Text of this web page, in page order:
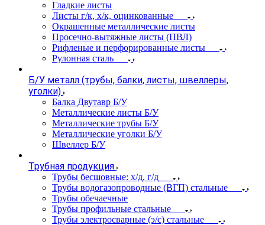
Гладкие листы
Листы г/к, х/к, оцинкованные
Окрашенные металлические листы
Просечно-вытяжные листы (ПВЛ)
Рифленые и перфорированные листы
Рулонная сталь
Б/У металл (трубы, балки, листы, швеллеры,
уголки)
Балка Двутавр Б/У
Металлические листы Б/У
Металлические трубы Б/У
Металлические уголки Б/У
Швеллер Б/У
Трубная продукция
Трубы бесшовные: х/д, г/д
Трубы водогазопроводные (ВГП) стальные
Трубы обечаечные
Трубы профильные стальные
Трубы электросварные (э/с) стальные